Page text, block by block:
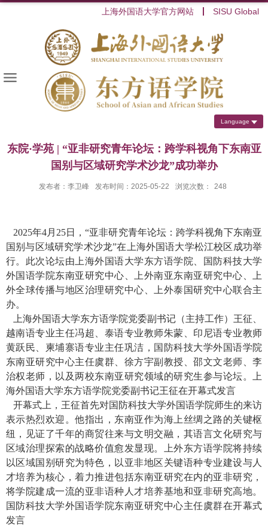
上海外国语大学官方网站 SISU Global
Language
东院·学苑 | “亚非研究青年论坛：跨学科视角下东南亚
国别与区域研究学术沙龙”成功举办
发布者：李卫峰 发布时间：2025-05-22 浏览次数： 248
2025年4月 25日，“亚非研究青年论坛：跨学科视角下东南亚
国别与区域研究学术沙龙”在上海外国语大学松江校区成功举
行。此次论坛由上海外国语大学东方语学院、国防科技大学
外国语学院东南亚研究中心、上外南亚东南亚研究中心、上
外全球传播与地区治理研究中心、上外泰国研究中心联合主
办。
上海外国语大学东方语学院党委副书记（主持工作）王征、
越南语专业主任冯超、泰语专业教师朱蒙、印尼语专业教师
黄跃民、柬埔寨语专业主任巩洁，国防科技大学外国语学院
东南亚研究中心主任虞群、徐方宇副教授、邵文文老师、李
治权老师，以及两校东南亚研究领域的研究生参与论坛。上
海外国语大学东方语学院党委副书记王征在开幕式发言
开幕式上，王征首先对国防科技大学外国语学院师生的来访
表示热烈欢迎。他指出，东南亚作为海上丝绸之路的关键枢
纽，见证了千年的商贸往来与文明交融，其语言文化研究与
区域治理探索的战略价值愈发显现。上外东方语学院将持续
以区域国别研究为特色，以亚非地区关键语种专业建设与人
才培养为核心，着力推进包括东南亚研究在内的亚非研究，
将学院建成一流的亚非语种人才培养基地和亚非研究高地。
国防科技大学外国语学院东南亚研究中心主任虞群在开幕式
发言